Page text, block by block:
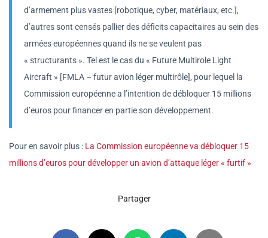
d’armement plus vastes [robotique, cyber, matériaux, etc.],
d’autres sont censés pallier des déficits capacitaires au sein des
armées européennes quand ils ne se veulent pas
« structurants ». Tel est le cas du « Future Multirole Light
Aircraft » [FMLA – futur avion léger multirôle], pour lequel la
Commission européenne a l’intention de débloquer 15 millions
d’euros pour financer en partie son développement.
Pour en savoir plus : La Commission européenne va débloquer 15
millions d’euros pour développer un avion d’attaque léger « furtif »
Partager